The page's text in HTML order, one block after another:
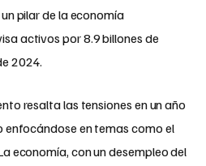
pilar de la economía
activos por 8.9 billones de
2024.
resalta las tensiones en un año
enfocándose en temas como el
economía, con un desempleo del